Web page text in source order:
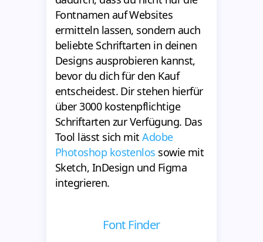
Fontnamen auf Websites
ermitteln lassen, sondern auch
beliebte Schriftarten in deinen
Designs ausprobieren kannst,
bevor du dich für den Kauf
entscheidest. Dir stehen hierfür
über 3000 kostenpflichtige
Schriftarten zur Verfügung. Das
Tool lässt sich mitAdobe
Photoshop kostenlos sowie mit
Sketch, InDesign und Figma
integrieren.
Font Finder